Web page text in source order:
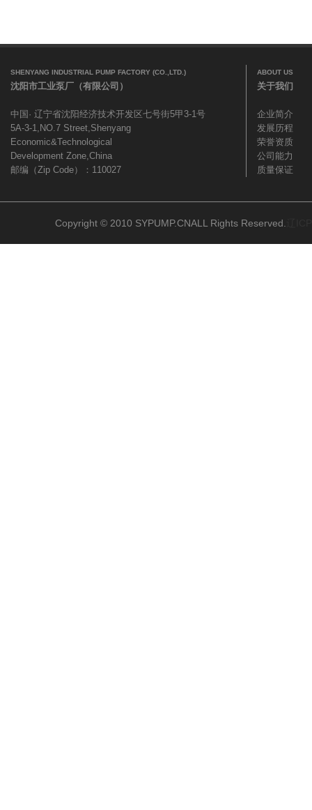
SHENYANG INDUSTRIAL PUMP FACTORY (CO.,LTD.)
沈阳市工业泵厂（有限公司）
中国· 辽宁省沈阳经济技术开发区七号街5甲3-1号
5A-3-1,NO.7 Street,Shenyang
Economic&Technological
Development Zone,China
邮编（Zip Code）：110027
ABOUT US
关于我们
企业简介
发展历程
荣誉资质
公司能力
质量保证
Copyright © 2010 SYPUMP.CNALL Rights Reserved.